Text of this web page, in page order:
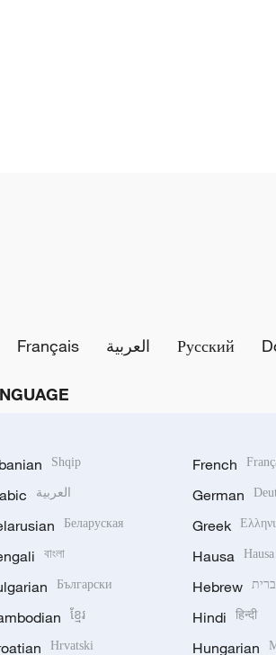
Français العربية Русский
Shqip
العربية
Беларуская
বাংলা
Български
ខ្មែរ
Hrvatski
French
German
Greek
Hausa Hausa
Hebrew
Hindi हिन्दी
Hungarian